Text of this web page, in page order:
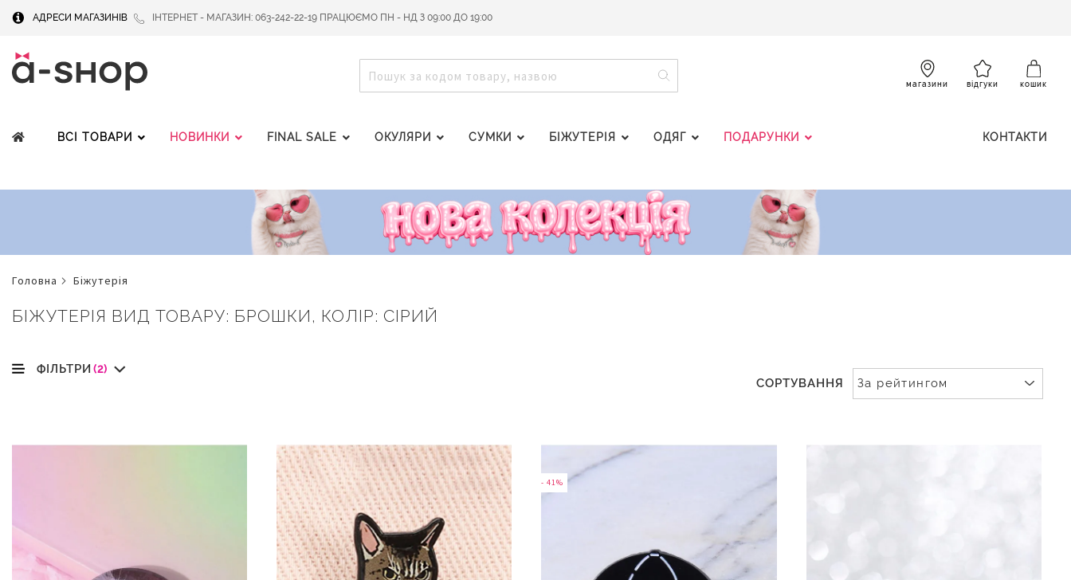
АДРЕСИ МАГАЗИНІВ ІНТЕРНЕТ - МАГАЗИН: 063-242-22-19 ПРАЦЮЄМО ПН - НД З 09:00 ДО 19:00
ПОШУК
магазини відгуки кошик
ВСІ ТОВАРИ НОВИНКИ FINAL SALE ОКУЛЯРИ СУМКИ БІЖУТЕРІЯ ОДЯГ ПОДАРУНКИ КОНТАКТИ
головна біжутерія
БІЖУТЕРІЯ ВИД ТОВАРУ: БРОШКИ, КОЛІР: СІРИЙ
СОРТУВАННЯ
- 41%
ФІЛЬТРИ (2)